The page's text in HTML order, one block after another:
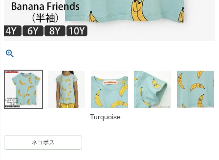
Turquoise
ネコポス